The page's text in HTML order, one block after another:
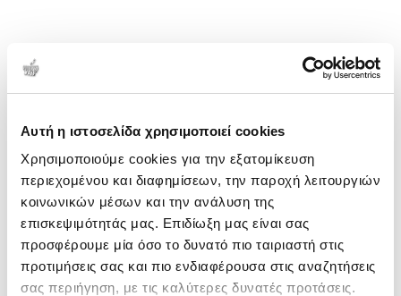
Αυτή η ιστοσελίδα χρησιμοποιεί cookies
Χρησιμοποιούμε cookies για την εξατομίκευση
περιεχομένου και διαφημίσεων, την παροχή λειτουργιών
κοινωνικών μέσων και την ανάλυση της
επισκεψιμότητάς μας. Επιδίωξη μας είναι σας
προσφέρουμε μία όσο το δυνατό πιο ταιριαστή στις
προτιμήσεις σας και πιο ενδιαφέρουσα στις αναζητήσεις
σας περιήγηση, με τις καλύτερες δυνατές προτάσεις.